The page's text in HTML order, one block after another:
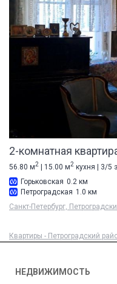
2-комнатная
56.80 м2 | 15.00 м2 кухня | 3/5
Горьковская 0.2 км
Петроградская 1.0 км
Санкт-Петербург,
Квартиры - Петроградский
НЕДВИЖИМОСТЬ